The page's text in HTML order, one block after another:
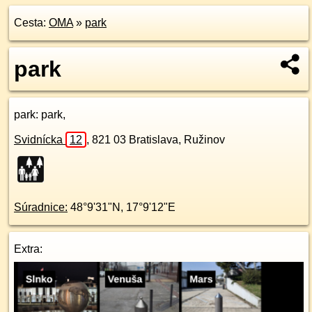
Cesta: OMA» park
park
park: park,
Svidnícka 12 , 821 03 Bratislava, Ružinov
Súradnice: 48°9'31"N , 17°9'12"E
Extra: